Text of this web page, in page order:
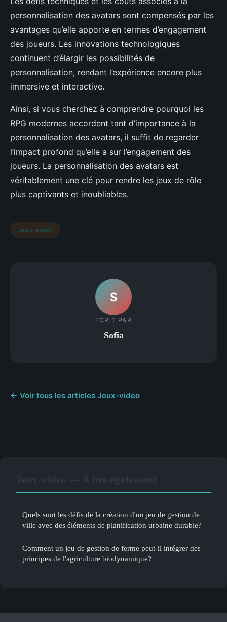
personnalisation des avatars sont compensés par les
avantages qu’elle apporte en termes d’engagement
des joueurs. Les innovations technologiques
continuent d’élargir les possibilités de
personnalisation, rendant l’expérience encore plus
immersive et interactive.
Ainsi, si vous cherchez à comprendre pourquoi les
RPG modernes accordent tant d’importance à la
personnalisation des avatars, il suffit de regarder
l’impact profond qu’elle a sur l’engagement des
joueurs. La personnalisation des avatars est
véritablement une clé pour rendre les jeux de rôle
plus captivants et inoubliables.
Jeux-video
S
ECRIT PAR
Sofia
← Voir tous les articles Jeux-video
Quels sont les défis de la création d'un jeu de gestion de
ville avec des éléments de planification urbaine durable?
Comment un jeu de gestion de ferme peut-il intégrer des
principes de l'agriculture biodynamique?